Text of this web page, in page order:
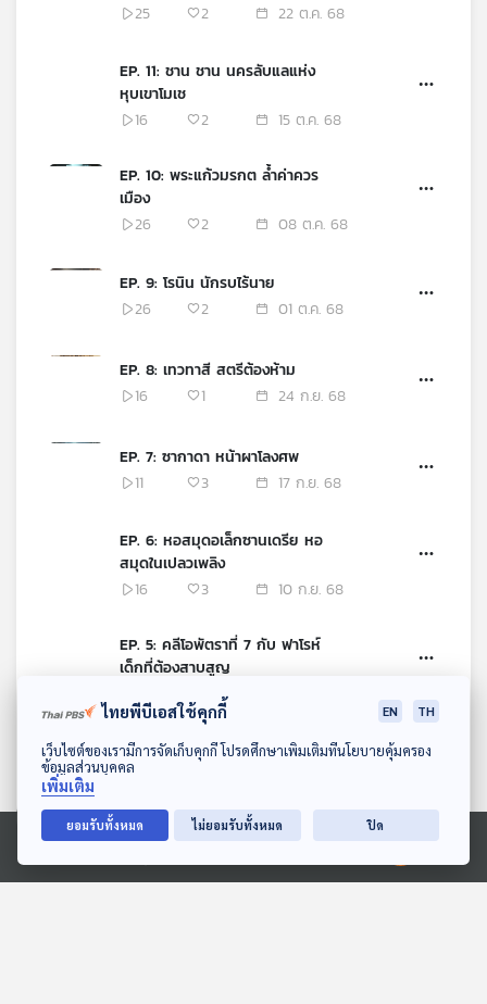
ดาวน์โหลด Thai PBS Podcast Application
Ⓒ 2020 องค์การกระจายเสียงและแพร่ภาพสาธารณะแห่งประเทศไทย
25
2 22 ต.ค. 68
EP. 11: ชาน ชาน นครลับแลแห่ง
หุบเขาโมเช
16
2 15 ต.ค. 68
EP. 10: พระแก้วมรกต ล้ำค่าควร
เมือง
26
2 08 ต.ค. 68
EP. 9: โรนิน นักรบไร้นาย
26
2 01 ต.ค. 68
EP. 8: เทวทาสี สตรีต้องห้าม
16
1 24 ก.ย. 68
EP. 7: ซากาดา หน้าผาโลงศพ
11
3 17 ก.ย. 68
EP. 6: หอสมุดอเล็กซานเดรีย หอ
สมุดในเปลวเพลิง
16
3 10 ก.ย. 68
EP. 5: คลีโอพัตราที่ 7 กับ ฟาโรห์
เด็กที่ต้องสาบสูญ
EP. 4: นครปอมเปอี วิถีชีวิตก่อน
เลือนหาย
บูชายัญ
ไทยพีบีเอสใช้คุกกี้ EN TH
เว็บไซต์ของเรามีการจัดเก็บคุกกี้ โปรดศึกษาเพิ่มเติมที่นโยบายคุ้มครอง
ข้อมูลส่วนบุคคล
เพิ่มเติม
ยอมรับทั้งหมด ไม่ยอมรับทั้งหมด ปิด